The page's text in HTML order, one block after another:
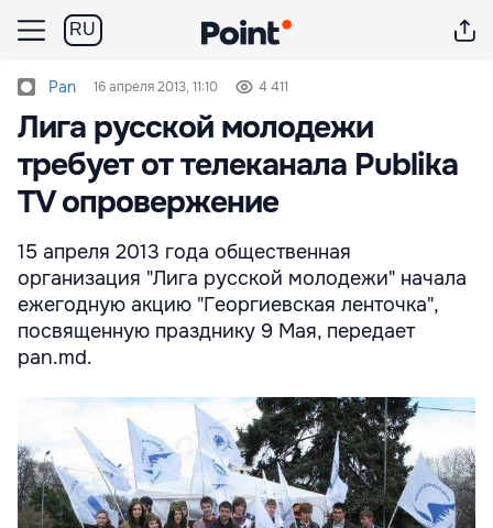
RU
Pan 16 апреля 2013, 11:10 4 411
Лига русской молодежи
требует от телеканала Publika
TV опровержение
15 апреля 2013 года общественная
организация "Лига русской молодежи" начала
ежегодную акцию "Георгиевская ленточка",
посвященную празднику 9 Мая, передает
pan.md.